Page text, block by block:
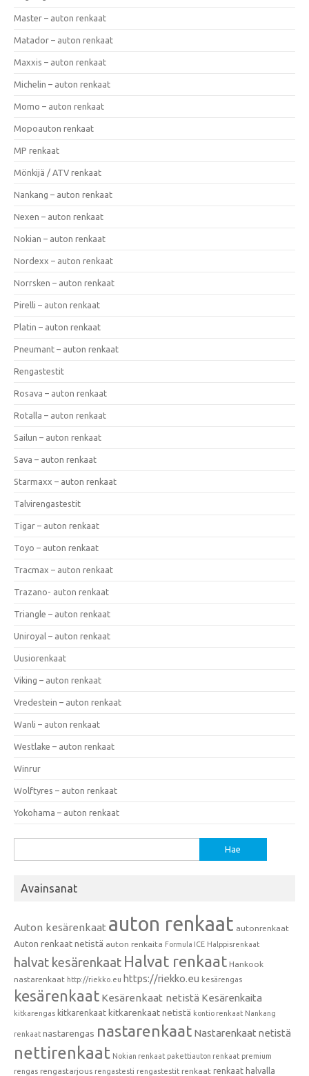
Master – auton renkaat
Matador – auton renkaat
Maxxis – auton renkaat
Michelin – auton renkaat
Momo – auton renkaat
Mopoauton renkaat
MP renkaat
Mönkijä / ATV renkaat
Nankang – auton renkaat
Nexen – auton renkaat
Nokian – auton renkaat
Nordexx – auton renkaat
Norrsken – auton renkaat
Pirelli – auton renkaat
Platin – auton renkaat
Pneumant – auton renkaat
Rengastestit
Rosava – auton renkaat
Rotalla – auton renkaat
Sailun – auton renkaat
Sava – auton renkaat
Starmaxx – auton renkaat
Talvirengastestit
Tigar – auton renkaat
Toyo – auton renkaat
Tracmax – auton renkaat
Trazano- auton renkaat
Triangle – auton renkaat
Uniroyal – auton renkaat
Uusiorenkaat
Viking – auton renkaat
Vredestein – auton renkaat
Wanli – auton renkaat
Westlake – auton renkaat
Winrur
Wolftyres – auton renkaat
Yokohama – auton renkaat
Avainsanat
Auton kesärenkaat auton renkaat autonrenkaat
Auton renkaat netistä auton renkaita Formula ICE Halppisrenkaat
halvat kesärenkaat Halvat renkaat Hankook
nastarenkaat http://riekko.eu https://riekko.eu kesärengas
kesärenkaat Kesärenkaat netistä Kesärenkaita
kitkarengas kitkarenkaat kitkarenkaat netistä kontio renkaat Nankang
renkaat nastarengas nastarenkaat Nastarenkaat netistä
nettirenkaat Nokian renkaat pakettiauton renkaat premium
rengas rengastarjous rengastesti rengastestit renkaat renkaat halvalla